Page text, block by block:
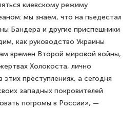
киевскому режиму
мы знаем, что на пьедестал
Бандера и другие приспешники
как руководство Украины
времен Второй мировой войны,
Холокоста, лично
этих преступлениях, а сегодня
западных покровителей
погромы в России», —